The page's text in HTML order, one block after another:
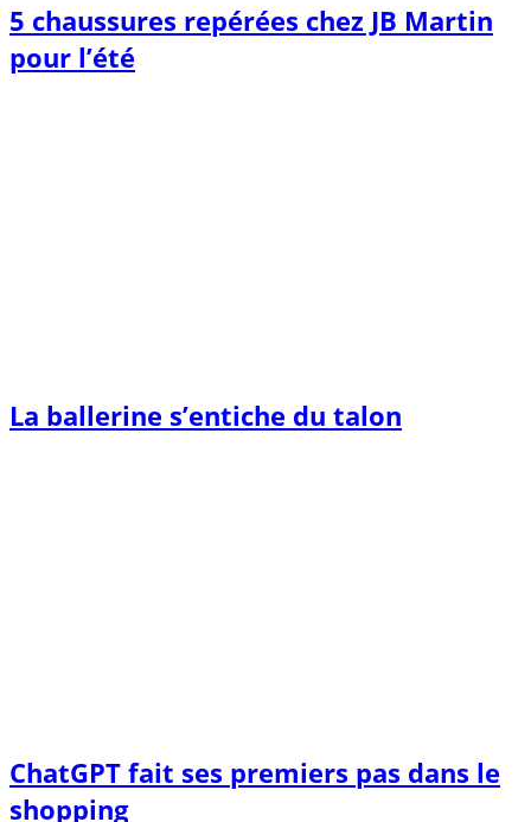
5 chaussures repérées chez JB Martin
pour l’été
La ballerine s’entiche du talon
ChatGPT fait ses premiers pas dans le
shopping